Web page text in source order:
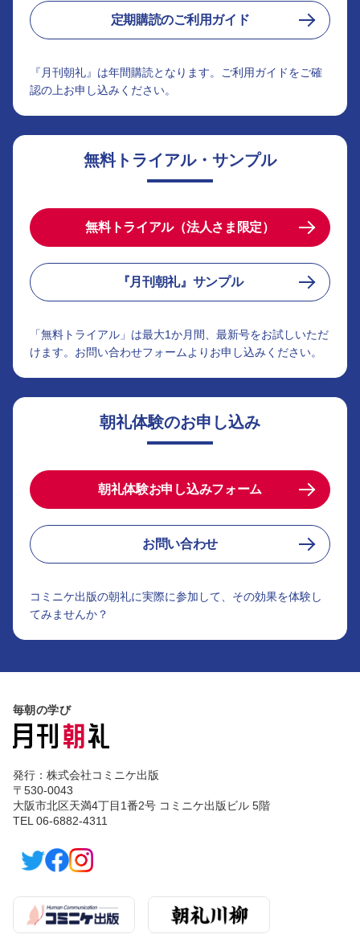
定期購読のご利用ガイド
『月刊朝礼』は年間購読となります。ご利用ガイドをご確
認の上お申し込みください。
無料トライアル・サンプル
無料トライアル（法人さま限定）
『月刊朝礼』サンプル
「無料トライアル」は最大1か月間、最新号をお試しいただ
けます。お問い合わせフォームよりお申し込みください。
朝礼体験のお申し込み
朝礼体験お申し込みフォーム
お問い合わせ
コミニケ出版の朝礼に実際に参加して、その効果を体験し
てみませんか？
毎朝の学び
発行：株式会社コミニケ出版
〒530-0043
大阪市北区天満4丁目1番2号 コミニケ出版ビル 5階
TEL 06-6882-4311